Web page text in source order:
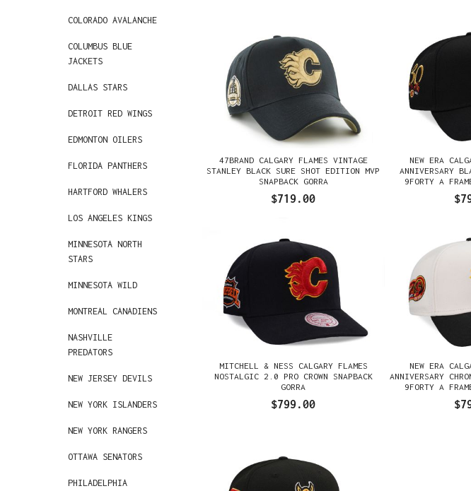
COLORADO AVALANCHE
COLUMBUS BLUE
JACKETS
DALLAS STARS
DETROIT RED WINGS
EDMONTON OILERS
FLORIDA PANTHERS
HARTFORD WHALERS
LOS ANGELES KINGS
MINNESOTA NORTH
STARS
MINNESOTA WILD
MONTREAL CANADIENS
NASHVILLE
PREDATORS
NEW JERSEY DEVILS
NEW YORK ISLANDERS
NEW YORK RANGERS
OTTAWA SENATORS
PHILADELPHIA
47BRAND CALGARY FLAMES VINTAGE
STANLEY BLACK SURE SHOT EDITION MVP
SNAPBACK GORRA
$719.00
NEW ERA
ANNIVERSARY
9FORTY A
MITCHELL & NESS CALGARY FLAMES
NOSTALGIC 2.0 PRO CROWN SNAPBACK
GORRA
$799.00
NEW ERA
ANNIVERSARY
9FORTY A